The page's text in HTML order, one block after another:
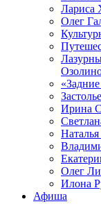
Лариса
Олег
Ирина
Олег
Илона
Афиша